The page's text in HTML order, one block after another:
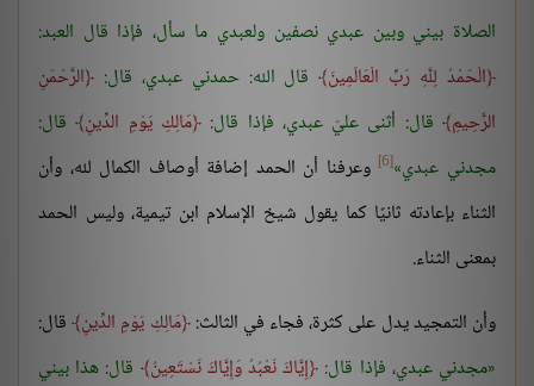
الصلاة بيني وبين عبدي نصفين ولعبدي ما سأل، فإذا قال العبد:
الْحَمْدُ لِلَّهِ رَبِّ الْعَالَمِينَ قال الله: حمدني عبدي، قال:
الرَّحْمَنِ
الرَّحِيمِ قال: أثنى عليّ عبدي، فإذا قال: مَالِكِ يَوْمِ الدِّينِ قال:
مجدني عبدي [6]
وعرفنا أن الحمد إضافة أوصاف الكمال لله، وأن
الثناء بإعادته ثانيًا كما يقول شيخ الإسلام ابن تيمية، وليس الحمد
بمعنى الثناء.
وأن التمجيد يدل على كثرة، فجاء في الثالث: مَالِكِ يَوْمِ الدِّينِ قال:
مجدني عبدي، فإذا قال: إِيَّاكَ نَعْبُدُ وَإِيَّاكَ نَسْتَعِينُ قال: هذا بيني